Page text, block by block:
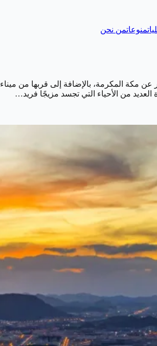
منوعاتمن نحن
العديد من الأحياء التي تجسد مزيجًا فريد…